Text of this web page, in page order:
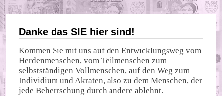
FORCIERT
UNGENIERT
VERWERFUNGEN
Danke das SIE hier sind!
Kommen Sie mit uns auf den Entwicklungsweg vom
Herdenmenschen, vom Teilmenschen zum
selbstständigen Vollmenschen, auf den Weg zum
Individium und Akraten, also zu dem Menschen, der
jede Beherrschung durch andere ablehnt.